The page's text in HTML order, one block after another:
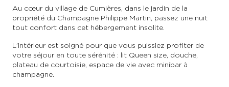
Au cœur du village de Cumières, dans le jardin de la
propriété du Champagne Philippe Martin, passez une nuit
tout confort dans cet hébergement insolite.
L’intérieur est soigné pour que vous puissiez profiter de
votre séjour en toute sérénité : lit Queen size, douche,
plateau de courtoisie, espace de vie avec minibar à
champagne.